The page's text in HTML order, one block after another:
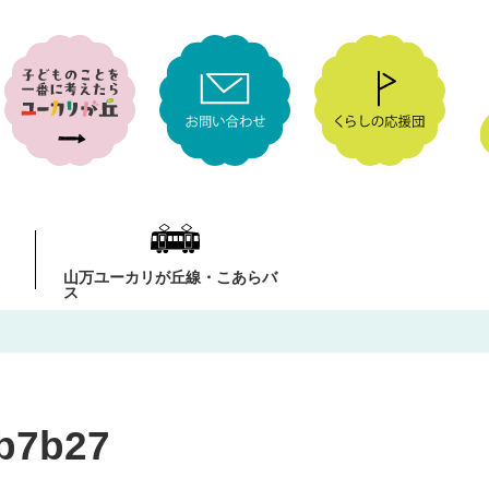
山万ユーカリが丘線・こあらバ
ス